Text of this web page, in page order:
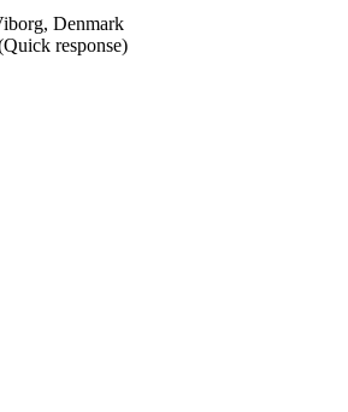
Denmark
response)